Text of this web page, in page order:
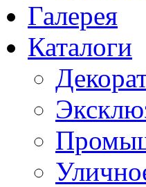
Галерея
Каталоги